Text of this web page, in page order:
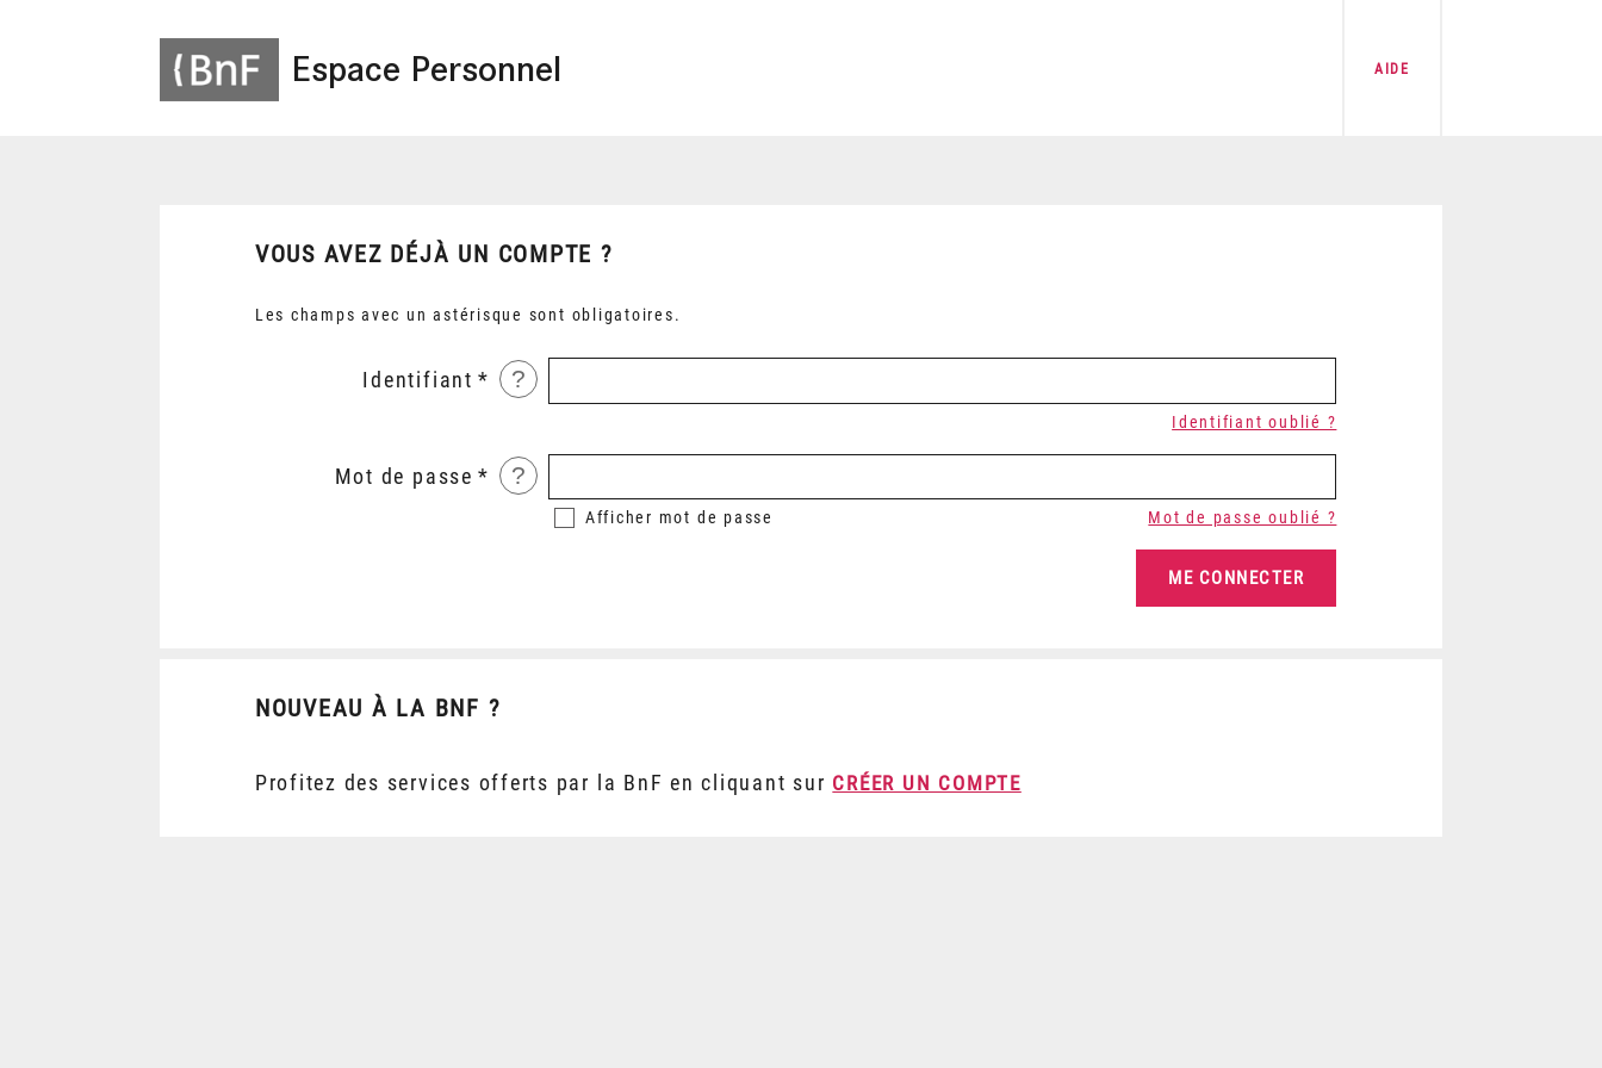
Espace Personnel AIDE
VOUS AVEZ DÉJÀ UN COMPTE ?
Les champs avec un astérisque sont obligatoires.
Identifiant ?
Identifiant oublié ?
Mot de passe ?
Afficher mot de passe Mot de passe oublié ?
NOUVEAU À LA BNF ?
Profitez des services offerts par la BnF en cliquant sur CRÉER UN COMPTE